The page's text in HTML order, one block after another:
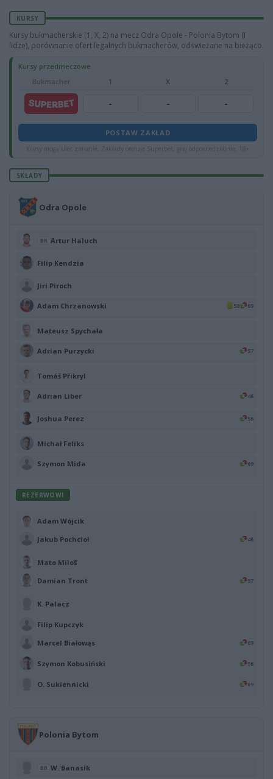
KURSY
Kursy bukmacherskie (1, X, 2) na mecz Odra Opole - Polonia Bytom (I
lidze), porównanie ofert legalnych bukmacherów, odświeżane na bieżąco.
Kursy przedmeczowe
Bukmacher
1 X 2
- - -
POSTAW ZAKŁAD
Kursy mogą ulec zmianie, Zakłady oferuje Superbet, graj odpowiedzialnie, 18+
SKŁADY
Odra Opole
BR Artur Haluch
Filip Kendzia
Jiri Piroch
Adam Chrzanowski 58 69
Mateusz Spychała
Adrian Purzycki 57
Tomáš Přikryl
Adrian Liber 46
Joshua Perez 56
Michał Feliks
Szymon Mida 69
REZERWOWI
Adam Wójcik
Jakub Pochcioł 46
Mato Miloš
Damian Tront 57
K. Palacz
Filip Kupczyk
Marcel Białowąs 69
Szymon Kobusiński 56
O. Sukiennicki 69
Polonia Bytom
BR W. Banasik